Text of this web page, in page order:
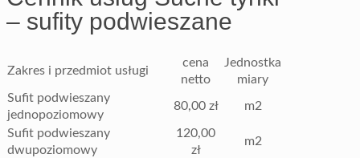
– sufity podwieszane
Zakres i przedmiot usługi
cena
netto
Jednostka
miary
Sufit podwieszany
jednopoziomowy
80,00 zł m2
Sufit podwieszany
dwupoziomowy
120,00
zł
m2